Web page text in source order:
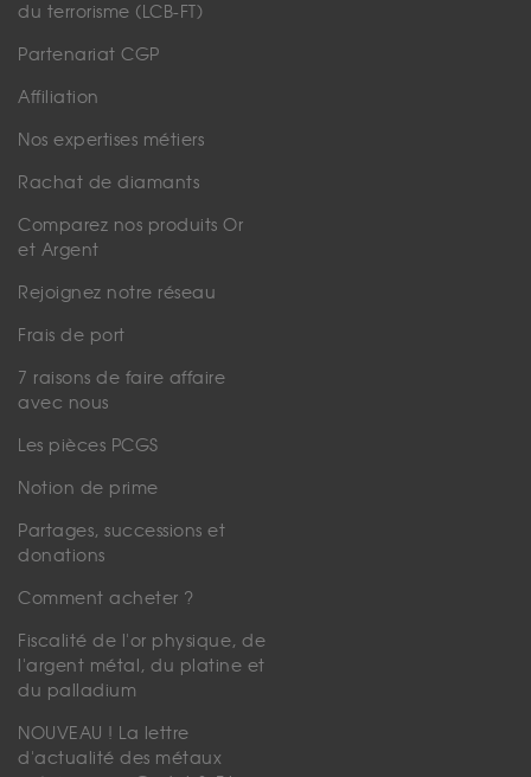
du terrorisme (LCB-FT)
Partenariat CGP
Affiliation
Nos expertises métiers
Rachat de diamants
Comparez nos produits Or
et Argent
Rejoignez notre réseau
Frais de port
7 raisons de faire affaire
avec nous
Les pièces PCGS
Notion de prime
Partages, successions et
donations
Comment acheter ?
Fiscalité de l'or physique, de
l'argent métal, du platine et
du palladium
NOUVEAU ! La lettre
d'actualité des métaux